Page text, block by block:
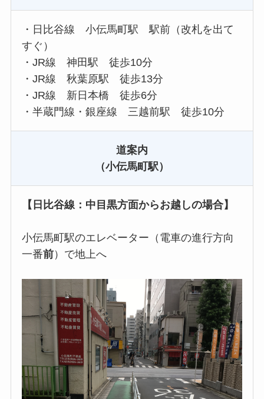
・日比谷線 小伝馬町駅 駅前（改札を出て
すぐ）
・JR線 神田駅 徒歩10分
・JR線 秋葉原駅 徒歩13分
・JR線 新日本橋 徒歩6分
・半蔵門線・銀座線 三越前駅 徒歩10分
道案内
（小伝馬町駅）
【日比谷線：中目黒方面からお越しの場合】
小伝馬町駅のエレベーター（電車の進行方向
一番前）で地上へ